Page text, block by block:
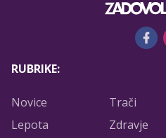
RUBRIKE:
Novice Trači
Lepota
Zdravje